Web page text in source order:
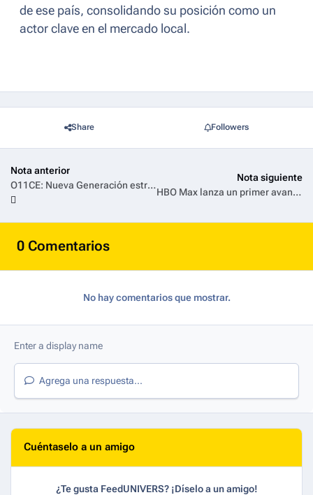
de ese país, consolidando su posición como un
actor clave en el mercado local.
Share Followers
Nota anterior
O11CE: Nueva Generación estrena el 18 de marzo exclusivamente en Disney+ con todos sus episodios
Nota siguiente
HBO Max lanza un primer avance y póster de la tercera temporada de ‘La Casa del Dragón’
0 Comentarios
No hay comentarios que mostrar.
Agrega una respuesta...
Cuéntaselo a un amigo
¿Te gusta FeedUNIVERS? ¡Díselo a un amigo!